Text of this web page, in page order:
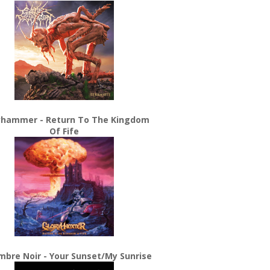
- Return To The Kingdom
Of Fife
Noir - Your Sunset/My Sunrise